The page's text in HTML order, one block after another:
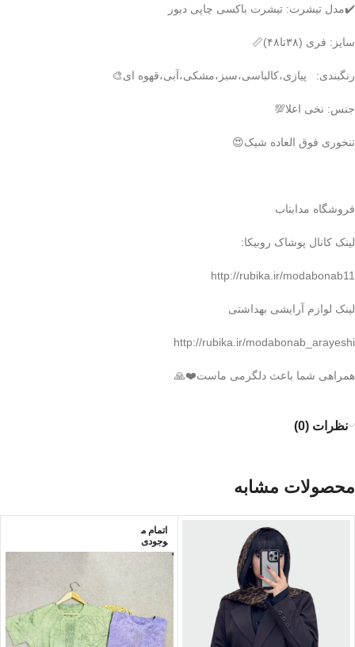
✔️مدل تیشرت: تیشرت باکسی چاپی دیور
سایز: فری (۳۸تا۴۸)📏
رنگبندی: پیازی،کالباسی،سبز،مشکی،آبی،قهوه ای🎨
جنس: نخی اعلا💯
تنخوری فوق العاده شیک😍
فروشگاه مدابناب
لینک کانال پوشاک روبیکا:
http://rubika.ir/modabonab11
لینک لوازم آرایشی بهداشتی
http://rubika.ir/modabonab_arayeshi
همراهی شما باعث دلگرمی ماست❤️🙏
نظرات (0)
محصولات مشابه
اتمام م
وجودی